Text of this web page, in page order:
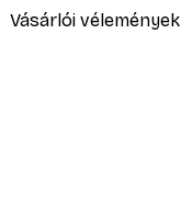
Vásárlói vélemények